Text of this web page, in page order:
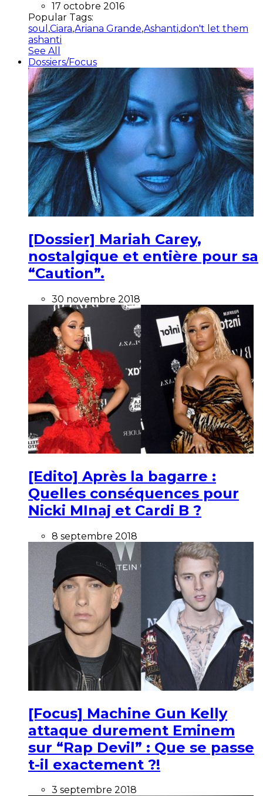
17 octobre 2016
Popular Tags:
soul ,Ciara,Ariana Grande,Ashanti,don't let them
ashanti
See All
Dossiers/Focus
[Dossier] Mariah Carey,
nostalgique et entière pour sa
“Caution”.
30 novembre 2018
[Edito] Après la bagarre :
Quelles conséquences pour
Nicki MInaj et Cardi B ?
8 septembre 2018
[Focus] Machine Gun Kelly
attaque durement Eminem
sur “Rap Devil” : Que se passe
t-il exactement ?!
3 septembre 2018